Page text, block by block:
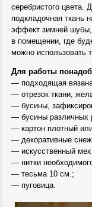
серебристого цвета.
подкладочная ткань
эффект зимней шубы,
в помещении, где
можно использовать
Для работы
— подходящая
— отрезок ткани,
— бусины,
— бусины различных
— картон плотный
— декоративные
— искусственный
— нитки
— тесьма 10 см.;
— пуговица.